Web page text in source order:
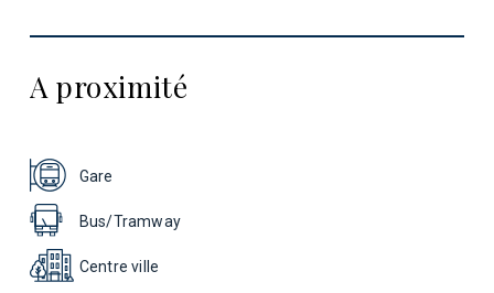
A proximité
Gare
Bus/Tramway
Centre ville